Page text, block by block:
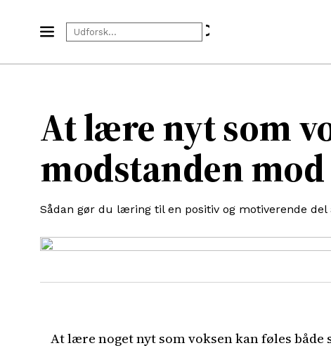
At lære nyt som
modstanden
Sådan gør du læring til en positiv og motiverende del
At lære noget nyt som voksen kan føles